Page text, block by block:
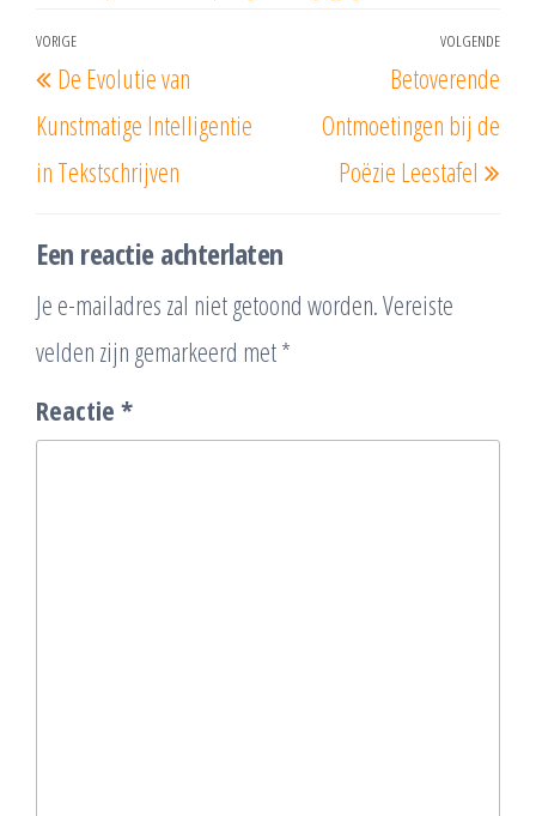
Berichtnavigatie
Vorig
bericht
VORIGE
De Evolutie van
Kunstmatige Intelligentie
in Tekstschrijven
VOLGENDE
Betoverende
Ontmoetingen bij de
Poëzie Leestafel
Een reactie achterlaten
Je e-mailadres zal niet getoond worden.Vereiste
velden zijn gemarkeerd met*
Reactie *